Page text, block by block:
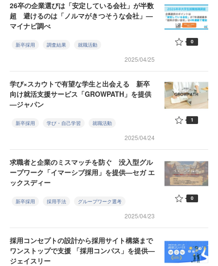
26卒の企業選びは「安定している会社」が半数
超 避けるのは「ノルマがきつそうな会社」—
マイナビ調べ
新卒採用 調査結果 就職活動
2025/04/25
0
学び×スカウトで有望な学生と出会える 新卒
向け就活支援サービス「GROWPATH」を提供
—ジャパン
新卒採用 学び・自己学習 就職活動
2025/04/24
1
求職者と企業のミスマッチを防ぐ 没入型グル
ープワーク「イマーシブ採用」を提供—セガ エ
ックスディー
新卒採用 採用手法 グループワーク選考
2025/04/23
0
採用コンセプトの設計から採用サイト構築まで
ワンストップで支援 「採用コンパス」を提供—
ジェイスリー